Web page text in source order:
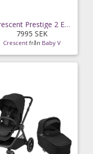
Crescent Prestige 2 Exclusive duovagn, forest
7995 SEK
Crescent från Baby V